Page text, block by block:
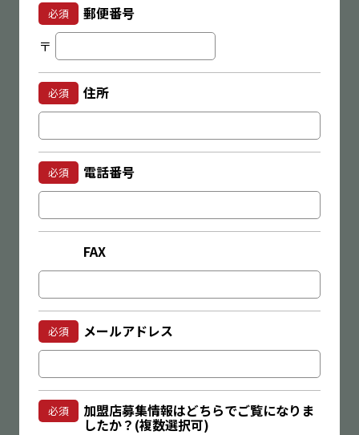
必須
郵便番号
〒
必須 住所
必須 電話番号
FAX
必須 メールアドレス
必須 加盟店募集情報はどちらでご覧になりま
したか？(複数選択可)